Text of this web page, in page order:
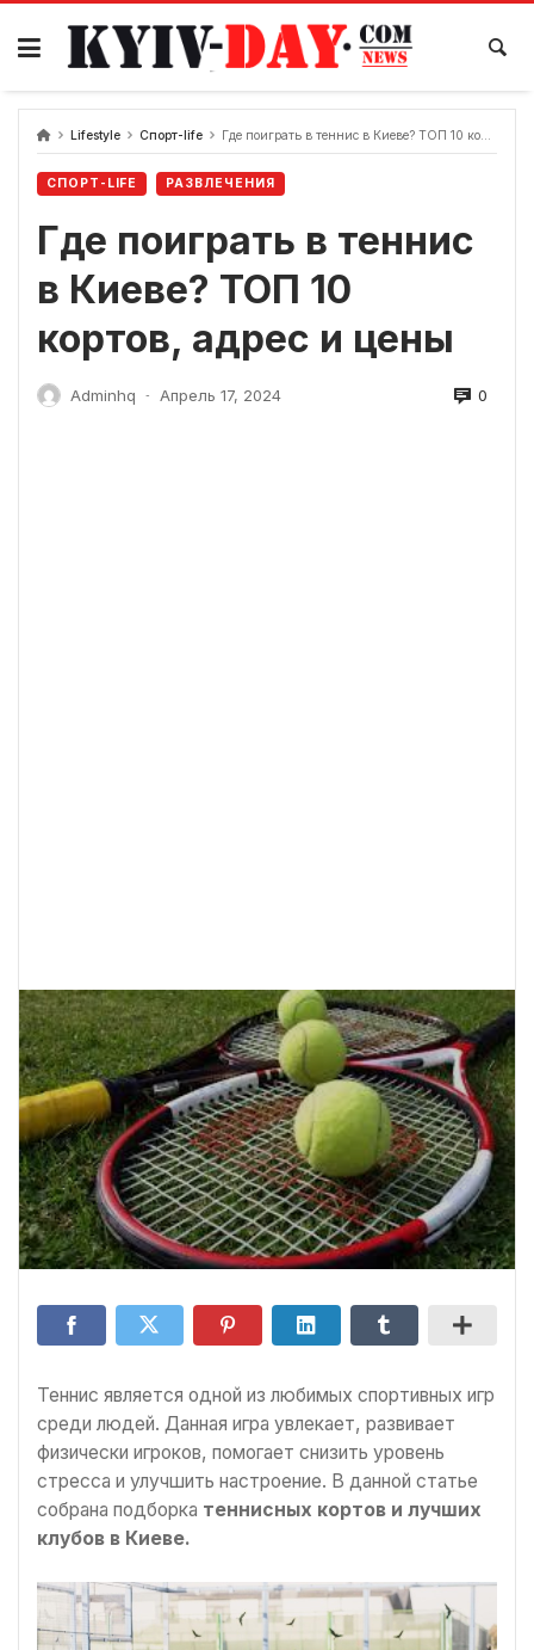
перейти
содержанию
Lifestyle Спорт-life Где поиграть в теннис в Киеве? ТОП 10 кортов, адрес и цены
СПОРТ-LIFE РАЗВЛЕЧЕНИЯ
Где поиграть в теннис
в Киеве? ТОП 10
кортов, адрес и цены
Adminhq - Апрель 17, 2024 0
Теннис является одной из любимых спортивных игр
среди людей. Данная игра увлекает, развивает
физически игроков, помогает снизить уровень
стресса и улучшить настроение. В данной статье
собрана подборка теннисных кортов и лучших
клубов в Киеве.